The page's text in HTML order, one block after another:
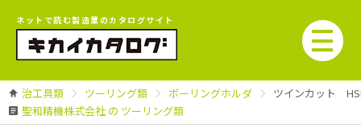
ネットで読む製造業のカタログサイト
治工具類 ツーリング類 ボーリングホルダ
ツインカット
聖和精機株式会社 の ツーリング類